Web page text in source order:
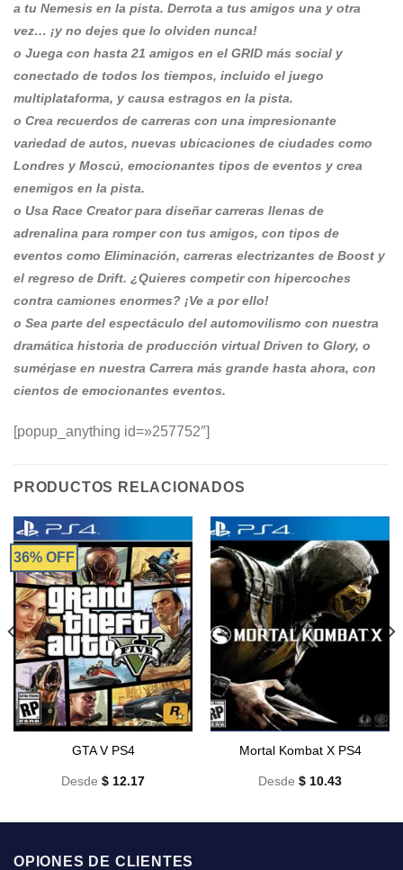
a tu Nemesis en la pista. Derrota a tus amigos una y otra
vez… ¡y no dejes que lo olviden nunca!
o Juega con hasta 21 amigos en el GRID más social y
conectado de todos los tiempos, incluido el juego
multiplataforma, y ​​causa estragos en la pista.
o Crea recuerdos de carreras con una impresionante
variedad de autos, nuevas ubicaciones de ciudades como
Londres y Moscú, emocionantes tipos de eventos y crea
enemigos en la pista.
o Usa Race Creator para diseñar carreras llenas de
adrenalina para romper con tus amigos, con tipos de
eventos como Eliminación, carreras electrizantes de Boost y
el regreso de Drift. ¿Quieres competir con hipercoches
contra camiones enormes? ¡Ve a por ello!
o Sea parte del espectáculo del automovilismo con nuestra
dramática historia de producción virtual Driven to Glory, o
sumérjase en nuestra Carrera más grande hasta ahora, con
cientos de emocionantes eventos.
[popup_anything id=»257752″]
PRODUCTOS RELACIONADOS
36% OFF
GTA V PS4
Desde $ 12.17
Mortal Kombat X PS4
Desde $ 10.43
OPIONES DE CLIENTES